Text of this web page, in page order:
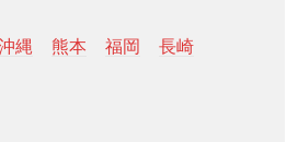
縄 熊本 福岡
長崎